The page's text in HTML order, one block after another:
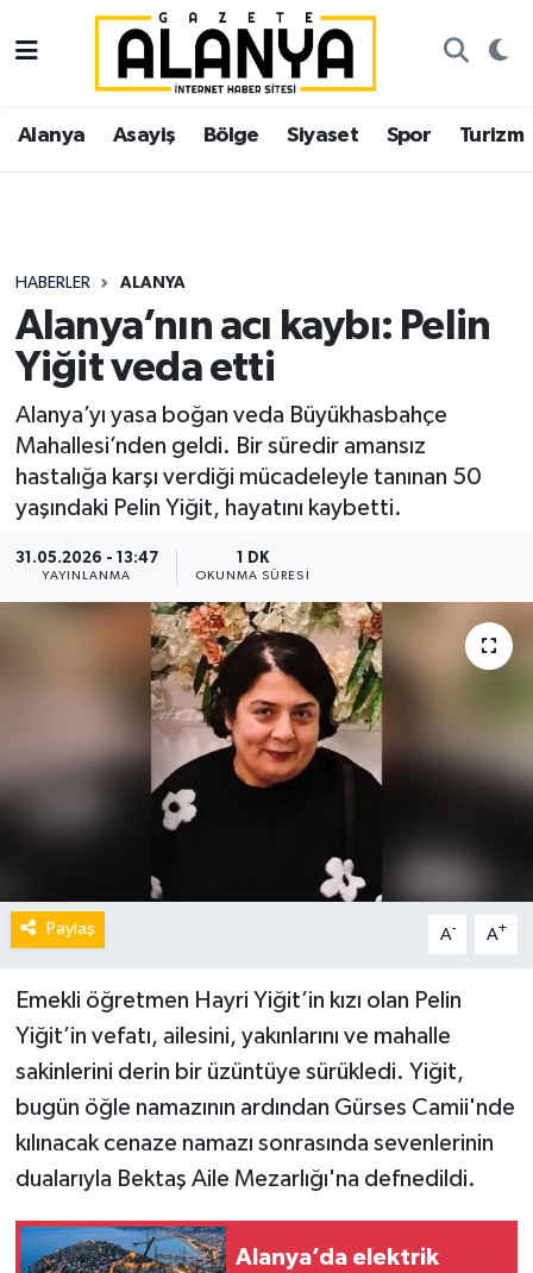
Alanya Asayiş Bölge Siyaset Spor Turizm
HABERLER ALANYA
Alanya’nın acı kaybı: Pelin
Yiğit veda etti
Alanya’yı yasa boğan veda Büyükhasbahçe
Mahallesi’nden geldi. Bir süredir amansız
hastalığa karşı verdiği mücadeleyle tanınan 50
yaşındaki Pelin Yiğit, hayatını kaybetti.
31.05.2026 - 13:47
YAYINLANMA
1 DK
OKUNMA SÜRESI
Paylaş A- A+
Emekli öğretmen Hayri Yiğit’in kızı olan Pelin
Yiğit’in vefatı, ailesini, yakınlarını ve mahalle
sakinlerini derin bir üzüntüye sürükledi. Yiğit,
bugün öğle namazının ardından Gürses Camii'nde
kılınacak cenaze namazı sonrasında sevenlerinin
dualarıyla Bektaş Aile Mezarlığı'na defnedildi.
Alanya’da elektrik
Alanya
Asayiş
Siyaset
Spor
Turizm
Ekonomi
Gazipaşa
İstanbul Nöbetçi Eczaneler
İstanbul Hava Durumu
Süper Lig Puan Durumu ve Fikstür
Tüm Manşetler
Son Dakika Haberleri
Haber Arşivi